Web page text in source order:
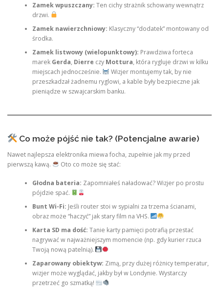
Zamek wpuszczany: Ten cichy strażnik schowany wewnątrz
drzwi.
Zamek nawierzchniowy: Klasyczny “dodatek” montowany od
środka.
Zamek listwowy (wielopunktowy): Prawdziwa forteca
marek Gerda, Dierre czy Mottura, która rygluje drzwi w kilku
miejscach jednocześnie.
Wizjer montujemy tak, by nie
przeszkadzał żadnemu ryglowi, a kable były bezpieczne jak
pieniądze w szwajcarskim banku.
Co może pójść nie tak? (Potencjalne awarie)
Nawet najlepsza elektronika miewa focha, zupełnie jak my przed
pierwszą kawą.
Oto co może się stać:
Głodna bateria: Zapomniałeś naładować? Wizjer po prostu
pójdzie spać.
Bunt Wi-Fi: Jeśli router stoi w sypialni za trzema ścianami,
obraz może “haczyć” jak stary film na VHS.
Karta SD ma dość: Tanie karty pamięci potrafią przestać
nagrywać w najważniejszym momencie (np. gdy kurier rzuca
Twoją nową patelnią).
Zaparowany obiektyw: Zimą, przy dużej różnicy temperatur,
wizjer może wyglądać, jakby był w Londynie. Wystarczy
przetrzeć go szmatką!